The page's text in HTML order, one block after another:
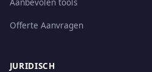
Offerte Aanvragen
JURIDISCH